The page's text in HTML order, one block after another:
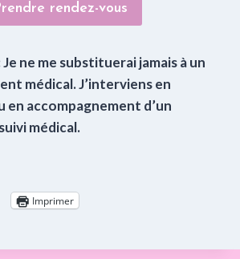
rendez-vous
Je ne me substituerai jamais à un
médical. J’interviens en
en accompagnement d’un
médical.
Imprimer